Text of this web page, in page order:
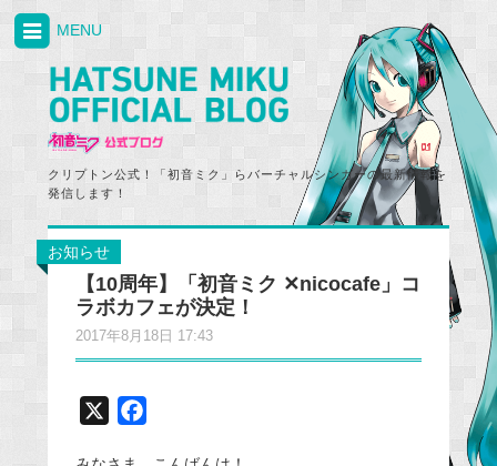
クリプトン公式！「初音ミク」らバーチャルシンガーの最新情報を
発信します！
MENU
お知らせ
【10周年】「初音ミク ✕nicocafe」コ
ラボカフェが決定！
2017年8月18日 17:43